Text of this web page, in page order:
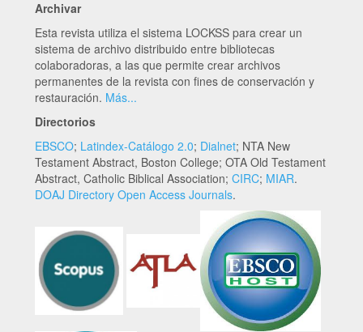
Archivar
Esta revista utiliza el sistema LOCKSS para crear un
sistema de archivo distribuido entre bibliotecas
colaboradoras, a las que permite crear archivos
permanentes de la revista con fines de conservación y
restauración. Más...
Directorios
EBSCO; Latindex-Catálogo 2.0; Dialnet; NTA New
Testament Abstract, Boston College; OTA Old Testament
Abstract, Catholic Biblical Association; CIRC; MIAR.
DOAJ Directory Open Access Journals.